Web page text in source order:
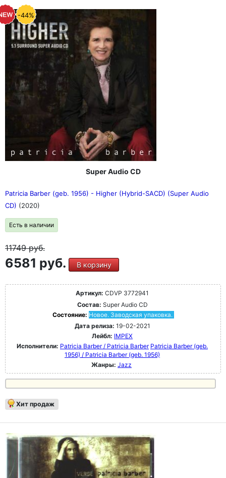
-44%
Super Audio CD
Patricia Barber (geb. 1956) - Higher (Hybrid-SACD) (Super Audio
CD) (2020)
Есть в наличии
11749руб.
6581 руб. В корзину
Артикул: CDVP 3772941
Состав: Super Audio CD
Состояние: Новое. Заводская упаковка.
Дата релиза: 19-02-2021
Лейбл: IMPEX
Исполнители: Patricia Barber / Patricia Barber Patricia Barber (geb.
1956) / Patricia Barber (geb. 1956)
Жанры: Jazz
Хит продаж